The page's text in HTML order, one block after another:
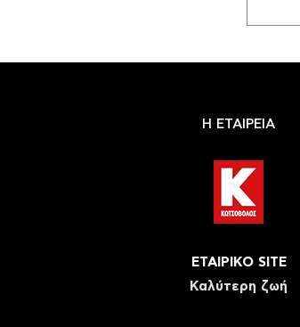
Η ΕΤΑΙΡΕΙΑ
ΕΤΑΙΡΙΚΟ SITE
Καλύτερη ζωή